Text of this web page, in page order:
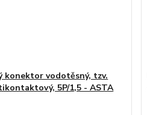
konektor vodotěsný, tzv.
5P/1,5 - ASTA